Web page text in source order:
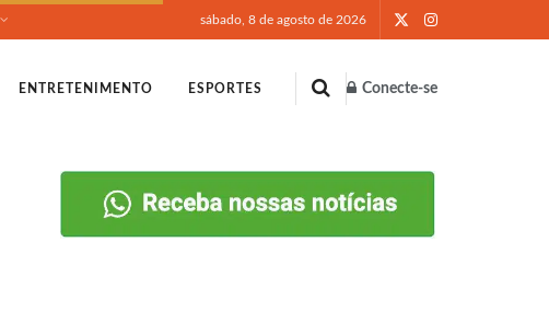
sábado, 8 de agosto de 2026
ENTRETENIMENTO ESPORTES Conecte-se